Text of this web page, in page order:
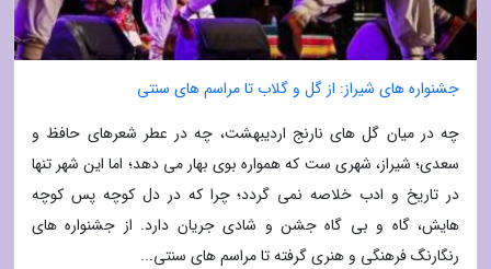
جشنواره های شیراز: از گل و گلاب تا مراسم های سنتی
چه در میان گل های نارنج اردیبهشت، چه در عطر شعرهای حافظ و
سعدی؛ شیراز، شهری ست که همواره بوی بهار می دهد؛ اما این شهر تنها
در تاریخ و ادب خلاصه نمی گردد؛ چرا که در دل کوچه پس کوچه
هایش، گاه و بی گاه جشن و شادی جریان دارد. از جشنواره های
رنگارنگ فرهنگی و هنری گرفته تا مراسم های سنتی...